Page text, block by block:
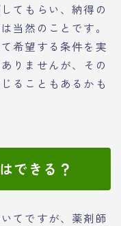
てもらい、納得の
当然のことです。
希望する条件を実
りませんが、その
ることもあるかも
できる？
てですが、薬剤師